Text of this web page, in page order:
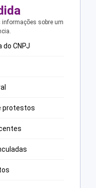
sobre um
CNPJ
protestos